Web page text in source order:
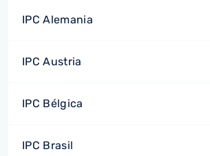
IPC Alemania
IPC Austria
IPC Bélgica
IPC Brasil